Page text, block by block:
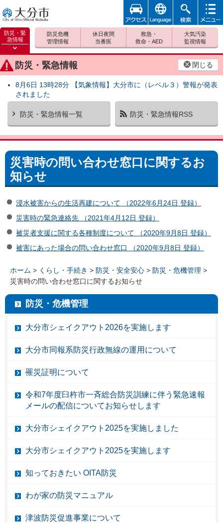
大分市
防災・緊
急情報
防災緊
急情報
を開く
防災・緊急情報 閉じる
8月6日 13時28分 【気象情報】大分市に（レベル３）警報が発表
されました
防災・緊急情報一覧 防災・緊急情報RSS
防災危機
管理情報
休日夜間
当番医
救急・
救命・AED
大気汚染
監視情報
アクセ
ス
foreign 検索
メニュ
災害時の問い合わせ窓口に関するお
知らせ
浸水被害からの生活再建について （2022年6月24日 登録）
災害時の緊急連絡先 （2021年4月12日 登録）
被災者支援に関する各種制度について （2020年9月8日 登録）
被害にあった場合の問い合わせ窓口 （2020年9月8日 登録）
ホーム > くらし・手続き > 防災・安全安心 > 防災・危機管理 >
災害時の問い合わせ窓口に関するお知らせ
防災・危機管理
大分市シェイクアウト2026を実施します
大分市同報系防災行政無線の運用について
罹災証明について
令和7年度臼杵市一斉総合防災訓練に伴う緊急速報
メールの配信についてお知らせします
大分市シェイクアウト2025を実施しました
大分市シェイクアウト2025を実施します
知っておきたい OITA防災
わが家の防災マニュアル
津波防災促進事業について